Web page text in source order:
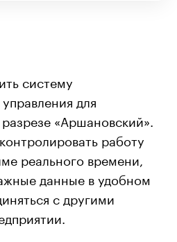
систему
для
«Аршановский».
работу
реального времени,
данные в удобном
с другими